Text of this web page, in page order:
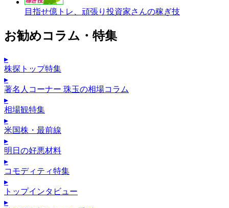
目指せ億トレ、頑張り投資家さんの稼ぎ技
お勧めコラム・特集
▸
株探トップ特集
▸
著名人コーナー 珠玉の相場コラム
▸
相場観特集
▸
米国株・最前線
▸
明日の好悪材料
▸
コモディティ特集
▸
トップインタビュー
▸